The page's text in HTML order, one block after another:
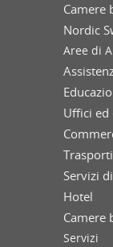
Camere
Nordic
Aree di
Uffici
Trasporti
Servizi
Hotel
Camere
Servizi